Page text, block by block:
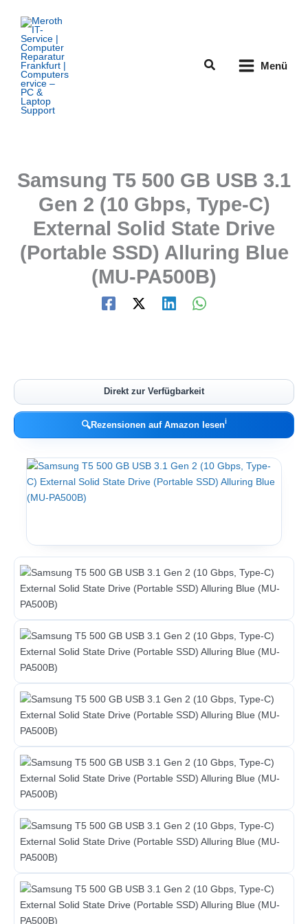
Inhalt
springen
Suchen Menü
Samsung T5 500 GB USB 3.1
Gen 2 (10 Gbps, Type-C)
External Solid State Drive
(Portable SSD) Alluring Blue
(MU-PA500B)
Direkt zur Verfügbarkeit
🔍Rezensionen auf Amazon lesenℹ︎